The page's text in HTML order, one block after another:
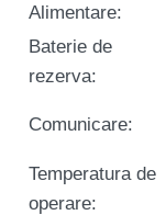
Alimentare:
Baterie de
rezerva:
Comunicare:
Temperatura de
operare: